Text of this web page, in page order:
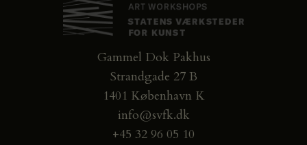
Gammel Dok Pakhus
Strandgade 27 B
1401 København K
info@svfk.dk
+45 32 96 05 10